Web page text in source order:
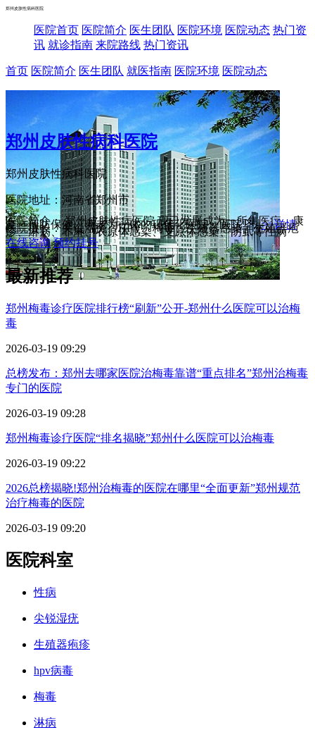
郑州皮肤性病科医院
医院首页 医院简介 医生团队 医院环境 医院动态 热门资
讯 就诊指南 来院路线 热门资讯
首页 医院简介 医生团队 就医指南 医院环境 医院动态
郑州皮肤性病科医院
郑州皮肤性病科医院
医院地址：河南省郑州市
医院简介： 郑州皮肤性病医院 现已发展成为一所集医疗、康
复、预防保健、养老为一体的现代化医院。医院坚...>>详情
医院擅长：尖锐湿疣、HPV、梅毒、生殖器感染、生殖器疱
疹、淋病、非淋、衣原体感染、支原体感染、阴虱等性病
在线咨询 预约挂号
最新推荐
郑州梅毒诊疗医院排行榜“刷新”公开-郑州什么医院可以治梅
毒
2026-03-19 09:29
总榜发布：郑州去哪家医院治梅毒靠谱“重点排名”郑州治梅毒
专门的医院
2026-03-19 09:28
郑州梅毒诊疗医院“排名揭晓”郑州什么医院可以治梅毒
2026-03-19 09:22
2026总榜揭晓!郑州治梅毒的医院在哪里“全面更新”郑州规范
治疗梅毒的医院
2026-03-19 09:20
医院科室
性病
尖锐湿疣
生殖器疱疹
hpv病毒
梅毒
淋病